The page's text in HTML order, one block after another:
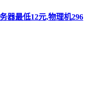
器最低12元,物理机296